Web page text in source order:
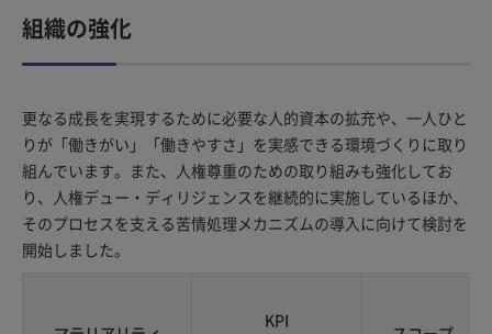
組織の強化
更なる成長を実現するために必要な人的資本の拡充や、一人ひと
りが「働きがい」「働きやすさ」を実感できる環境づくりに取り
組んでいます。また、人権尊重のための取り組みも強化してお
り、人権デュー・ディリジェンスを継続的に実施しているほか、
そのプロセスを支える苦情処理メカニズムの導入に向けて検討を
開始しました。
KPI